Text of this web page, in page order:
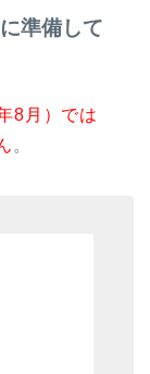
準備して
8月）では
。